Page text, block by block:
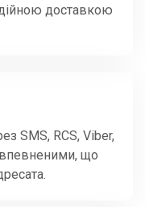
доставкою
SMS, RCS, Viber,
впевненими, що